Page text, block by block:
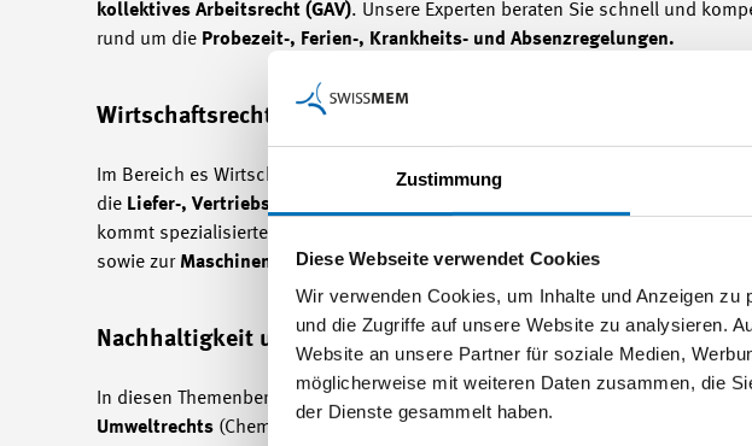
Zustimmung
Diese Webseite verwendet Cookies
Wir verwenden Cookies, um Inhalte und Anzeigen
und die Zugriffe auf unsere Website zu analysieren.
Website an unsere Partner für soziale Medien,
möglicherweise mit weiteren Daten zusammen, die
der Dienste gesammelt haben.
kollektives Arbeitsrecht (GAV). Unsere Experten beraten Sie schnell und
rund um die Probezeit-, Ferien-, Krankheits- und Absenzregelungen.
Wirtschaftsrecht
Im Bereich es Wirtschaftsrechts fokussiert sich unsere Beratungstätigkeit auf
die Liefer-, Vertriebs- und Serviceverträge
kommt spezialisiertes Wissen zu
sowie zur Maschinenrichtlinie / Maschinenverordnung.
Nachhaltigkeit und Umwelt
In diesen Themenbereichen unterstützen wir Sie bei der betriebsinternen
Umweltrechts (ChemV, ChemRRV, REACH, PFAS). Hinzu kommen Beratungen im